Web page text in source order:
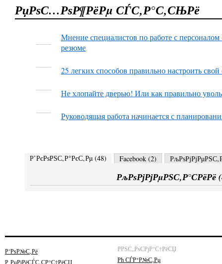
РџРѕС…РѕР¶РёРµ СЃС‚Р°С‚СЊРё
Мнение специалистов по работе с
резюме
25 легких способов правильно настроить
Не хлопайте дверью! Или как правильно
Руководящая работа начинается с
Р’РєРѕРЅС‚Р°РєС‚Рµ (48) Facebook (2)
РљРѕРјРјРµРЅС‚Р°СРёРё (
Р’РѕР№С‚Рё
Р РµРіРёСЃС‚СР°С†РёСЏ
РРЅС„РѕСРјР°С†РёСЏ
Рћ СЃР°Р№С‚Рµ